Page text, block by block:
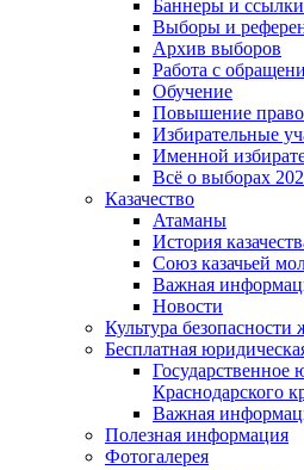
Баннеры и ссылки
Выборы и
Архив выборов
Работа с
Обучение
Повышение
Избирательные
Именной
Всё о выборах
Казачество
Атаманы
История
Союз казачьей
Важная
Новости
Культура безопасности
Бесплатная
Государственное
Краснодарского
Важная
Полезная информация
Фотогалерея